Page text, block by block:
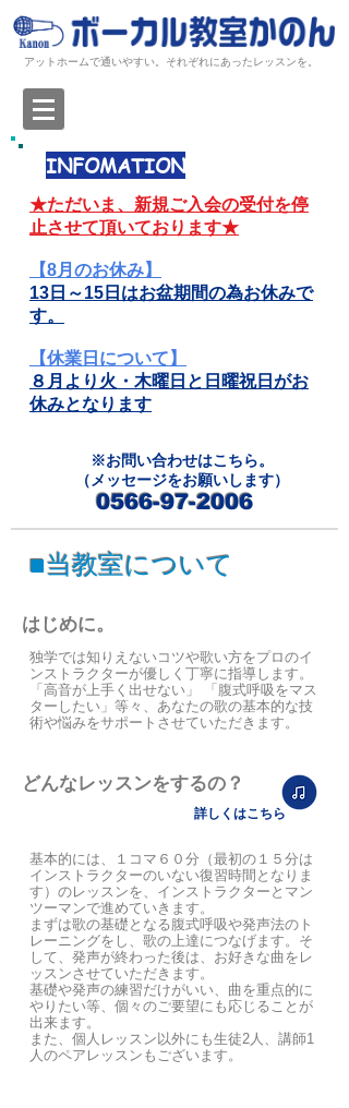
アットホームで通いやすい。それぞれにあったレッスンを。
INFOMATION
★ただいま、新規ご入会の受付を停
止させて頂いております★
【8月のお休み】
13日～15日はお盆期間の為お休みで
す。
【休業日 について】
８月より火・木曜日と日曜祝日がお
休みとなります
※お問い合わせはこちら。
​（メッセージをお願いします）
0566-97-2006
■当教室について
はじめに。
独学では知りえないコツや歌い方をプロのイ
ンストラクターが優しく丁寧に指導します。
「高音が上手く出せない」 「腹式呼吸をマス
ターしたい」等々、 あなたの歌の基本的な技
術や悩みをサポートさせていただきます。
どんなレッスンをするの？
詳しくはこちら
基本的には、１コマ６０分（最初の１５分は
インストラクターのいない復習時間となりま
す）のレッスンを、インストラクター とマン
ツーマンで進めていきます。
まずは歌の基礎となる腹式呼吸や発声法のト
レーニングをし、歌の上達につなげます。そ
して、 発声が終わった後は、お好きな曲をレ
ッスンさせていただきます。
基礎や発声の練習だけがいい、曲を重点的に
やりたい等、個々のご要望にも応じることが
出来ます。
また、個人レッスン以外にも生徒2人、講師1
人のペアレッスンもございます。